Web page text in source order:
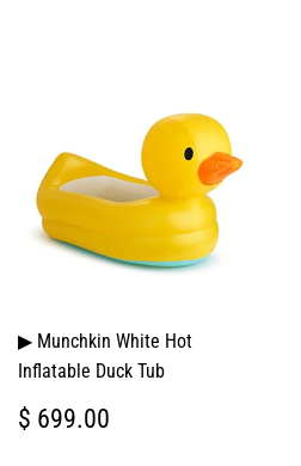
▶ Munchkin White Hot
Inflatable Duck Tub
PRECIO
HABITUAL
$ 699.00